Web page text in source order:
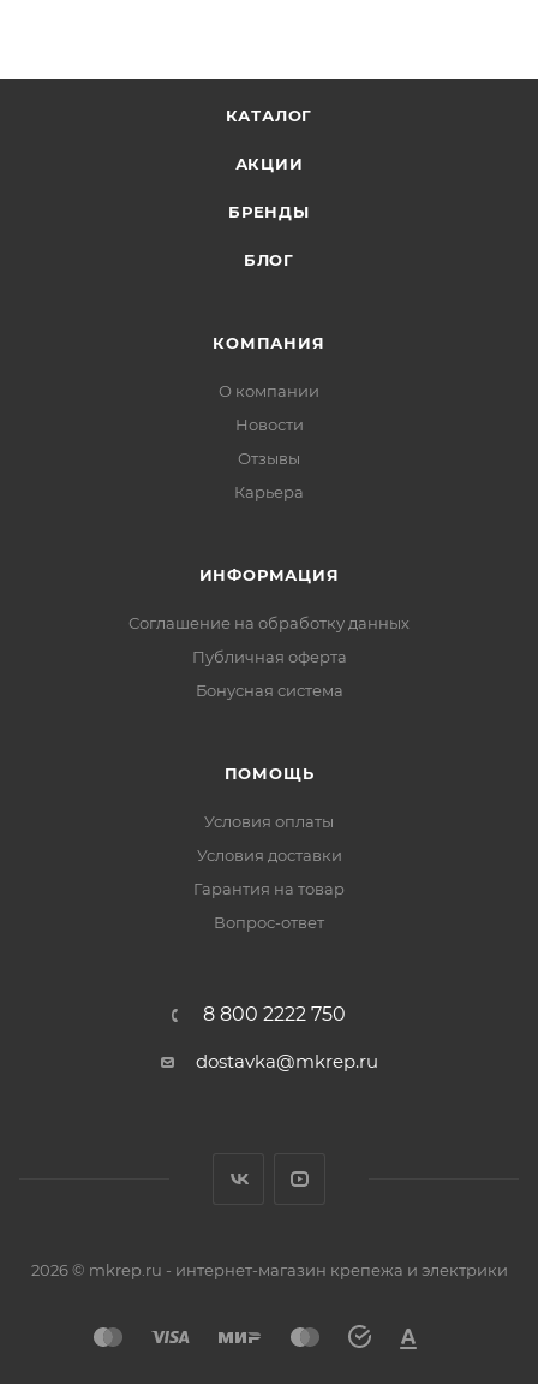
КАТАЛОГ
АКЦИИ
БРЕНДЫ
БЛОГ
КОМПАНИЯ
О компании
Новости
Отзывы
Карьера
ИНФОРМАЦИЯ
Соглашение на обработку данных
Публичная оферта
Бонусная система
ПОМОЩЬ
Условия оплаты
Условия доставки
Гарантия на товар
Вопрос-ответ
8 800 2222 750
dostavka@mkrep.ru
2026 © mkrep.ru - интернет-магазин крепежа и электрики